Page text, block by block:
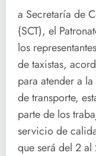
a Secretaría de
(SCT), el
los
de taxistas,
para atender a
de transporte,
parte de los
servicio de
que será del 2 al